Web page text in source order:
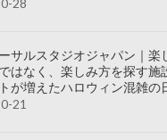
28
サルスタジオジャパン｜楽
はなく、楽しみ方を探す施
が増えたハロウィン混雑の
21